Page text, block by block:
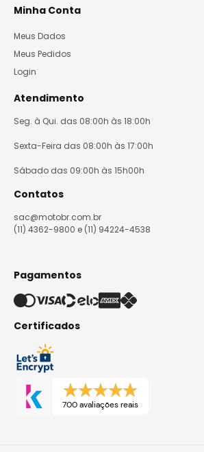
Minha Conta
Meus Dados
Meus Pedidos
Login
Atendimento
Seg. à Qui. das 08:00h às 18:00h
Sexta-Feira das 08:00h às 17:00h
Sábado das 09:00h às 15h00h
Contatos
sac@motobr.com.br
(11) 4362-9800 e (11) 94224-4538
Pagamentos
Certificados
700 avaliações reais